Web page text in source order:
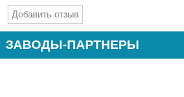
ЗАВОДЫ-ПАРТНЕРЫ